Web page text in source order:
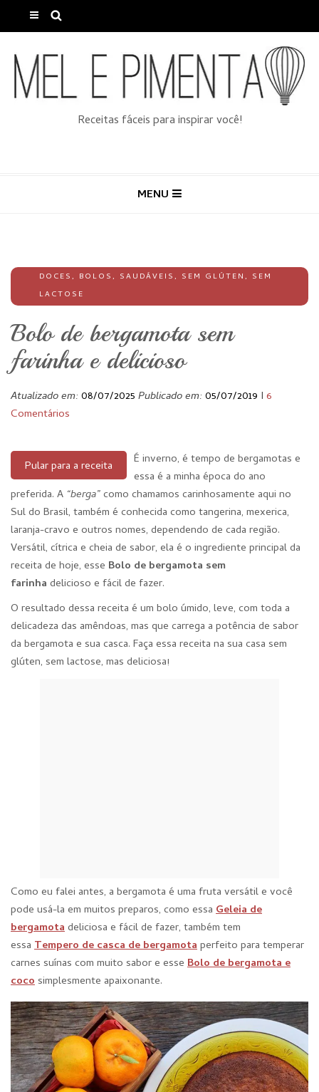
Receitas fáceis para inspirar você!
MENU
DOCES, BOLOS, SAUDÁVEIS, SEM GLÚTEN, SEM
LACTOSE
Bolo de bergamota sem
farinha e delicioso
Atualizado em:08/07/2025 Publicado em:05/07/2019 I 6
Comentários
Pular para a receita
É inverno, é tempo de bergamotas e
essa é a minha época do ano
preferida. A “berga”como chamamos carinhosamente aqui no
Sul do Brasil, também é conhecida como tangerina, mexerica,
laranja-cravo e outros nomes, dependendo de cada região.
Versátil, cítrica e cheia de sabor, ela é o ingrediente principal da
receita de hoje, esse Bolo de bergamota sem
farinha delicioso e fácil de fazer.
O resultado dessa receita é um bolo úmido, leve, com toda a
delicadeza das amêndoas, mas que carrega a potência de sabor
da bergamota e sua casca. Faça essa receita na sua casa sem
glúten, sem lactose, mas deliciosa!
Como eu falei antes, a bergamota é uma fruta versátil e você
pode usá-la em muitos preparos, como essa Geleia de
bergamotadeliciosa e fácil de fazer, também tem
essa Tempero de casca de bergamotaperfeito para temperar
carnes suínas com muito sabor e esse Bolo de bergamota e
cocosimplesmente apaixonante.